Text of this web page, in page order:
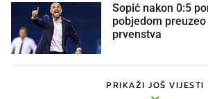
Sopić nakon 0:5
pobjedom
prvenstva
PRIKAŽI JOŠ VIJESTI